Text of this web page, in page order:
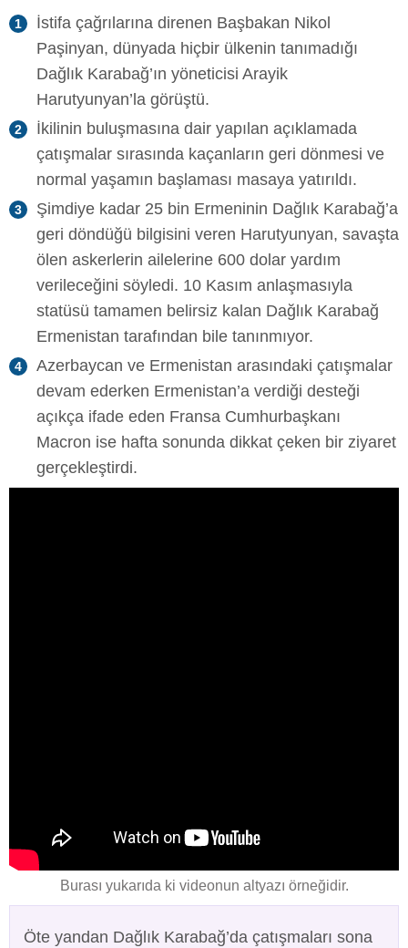
İstifa çağrılarına direnen Başbakan Nikol
Paşinyan, dünyada hiçbir ülkenin tanımadığı
Dağlık Karabağ’ın yöneticisi Arayik
Harutyunyan’la görüştü.
İkilinin buluşmasına dair yapılan açıklamada
çatışmalar sırasında kaçanların geri dönmesi ve
normal yaşamın başlaması masaya yatırıldı.
Şimdiye kadar 25 bin Ermeninin Dağlık Karabağ’a
geri döndüğü bilgisini veren Harutyunyan, savaşta
ölen askerlerin ailelerine 600 dolar yardım
verileceğini söyledi. 10 Kasım anlaşmasıyla
statüsü tamamen belirsiz kalan Dağlık Karabağ
Ermenistan tarafından bile tanınmıyor.
Azerbaycan ve Ermenistan arasındaki çatışmalar
devam ederken Ermenistan’a verdiği desteği
açıkça ifade eden Fransa Cumhurbaşkanı
Macron ise hafta sonunda dikkat çeken bir ziyaret
gerçekleştirdi.
Burası yukarıda ki videonun altyazı örneğidir.
Öte yandan Dağlık Karabağ’da çatışmaları sona